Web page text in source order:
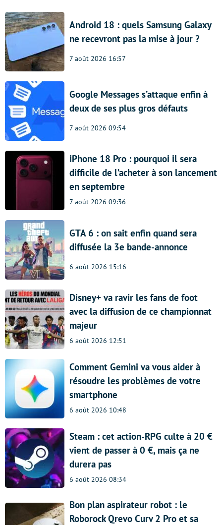
Android 18 : quels Samsung Galaxy
ne recevront pas la mise à jour ?
7 août 2026 16:57
Google Messages s’attaque enfin à
deux de ses plus gros défauts
7 août 2026 09:54
iPhone 18 Pro : pourquoi il sera
difficile de l’acheter à son lancement
en septembre
7 août 2026 09:36
GTA 6 : on sait enfin quand sera
diffusée la 3e bande-annonce
6 août 2026 15:16
Disney+ va ravir les fans de foot
avec la diffusion de ce championnat
majeur
6 août 2026 12:51
Comment Gemini va vous aider à
résoudre les problèmes de votre
smartphone
6 août 2026 10:48
Steam : cet action-RPG culte à 20 €
vient de passer à 0 €, mais ça ne
durera pas
6 août 2026 08:34
Bon plan aspirateur robot : le
Roborock Qrevo Curv 2 Pro et sa